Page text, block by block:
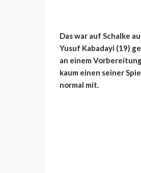
Das war auf Schalke
Yusuf Kabadayi (19)
an einem
kaum einen seiner
normal mit.